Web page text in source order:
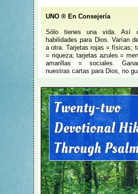
UNO ® En Consejería
Sólo tienes una vida. Así
habilidades para Dios. Varían
a otra. Tarjetas rojas = físicas;
= riqueza; tarjetas azules =
amarillas = sociales.
nuestras cartas para Dios, no